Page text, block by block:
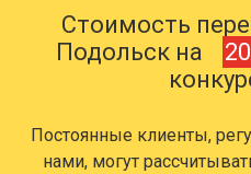
Стоимость
Подольск на
Постоянные клиенты,
нами, могут